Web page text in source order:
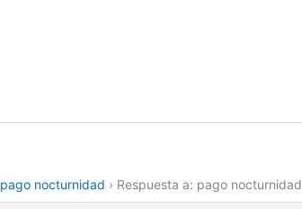
pago nocturnidad › Respuesta a: pago nocturnidad